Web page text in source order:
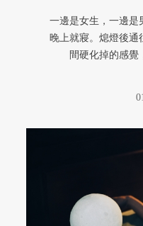
一邊是女生，一邊是
晚上就寢。熄燈後通
間硬化掉的感覺